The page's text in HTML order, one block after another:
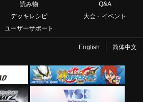
読み物
Q&A
デッキレシピ
大会・イベント
ユーザーサポート
English 简体中文